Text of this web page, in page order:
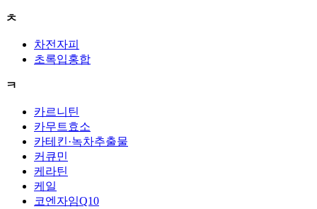
ㅊ
차전자피
초록입홍합
ㅋ
카르니틴
카무트효소
카테킨·녹차추출물
커큐민
케라틴
케일
코엔자임Q10